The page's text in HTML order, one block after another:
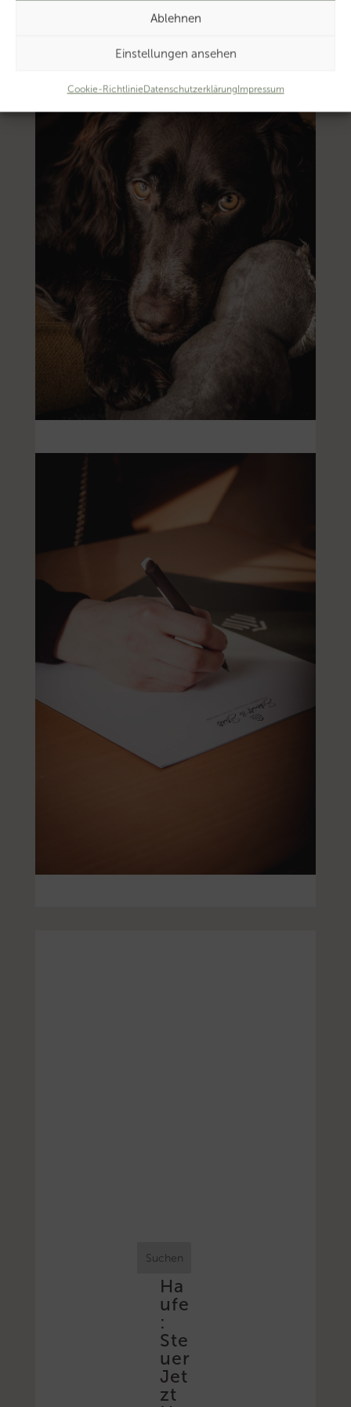
Ablehnen
Einstellungen ansehen
Cookie-RichtlinieDatenschutzerklärungImpressum
Suchen
Ha
ufe
:
Ste
uer
Jet
zt